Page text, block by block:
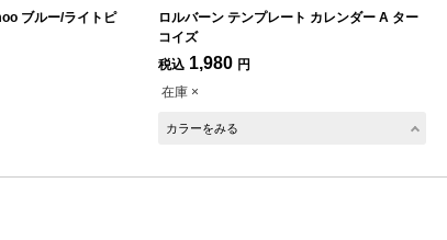
ブルー/ライトピ
ロルバーン テンプレート カレンダー A ター
コイズ
税込 1,980 円
在庫 ×
カラーをみる